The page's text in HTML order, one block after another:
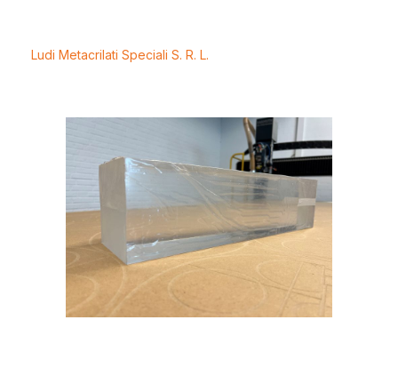
Ludi Metacrilati Speciali S. R. L.